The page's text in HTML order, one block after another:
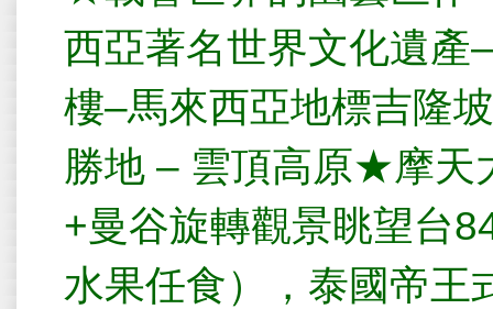
西亞著名世界文化遺產–
樓–馬來西亞地標吉隆
勝地 – 雲頂高原★摩天
+曼谷旋轉觀景眺望台
水果任食），泰國帝王